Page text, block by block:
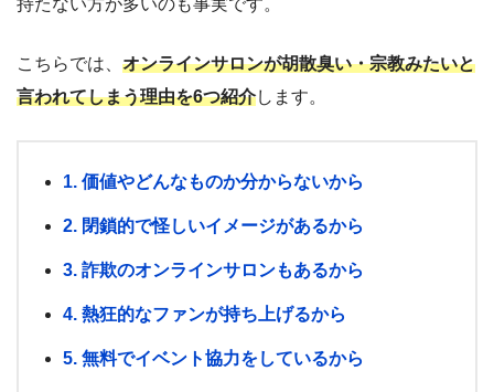
持たない方が多いのも事実です。
こちらでは、 オンラインサロンが胡散臭い・宗教みたいと
言われてしまう理由を6つ紹介します。
1. 価値やどんなものか分からないから
2. 閉鎖的で怪しいイメージがあるから
3. 詐欺のオンラインサロンもあるから
4. 熱狂的なファンが持ち上げるから
5. 無料でイベント協力をしているから